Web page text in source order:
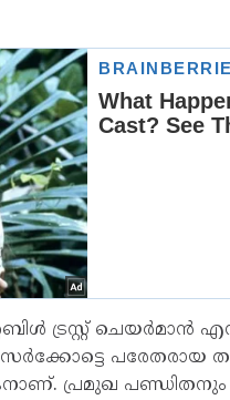
ട്രസ്റ്റ് ചെയർമാൻ
പ്രമുഖ